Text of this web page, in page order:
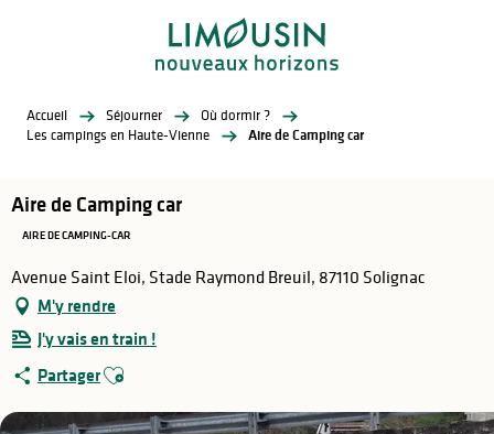
Accueil Séjourner
Où dormir ?
Les campings en Haute-Vienne
Aire de Camping car
Aire de Camping car
AIRE DE CAMPING-CAR
Avenue Saint Eloi, Stade Raymond Breuil, 87110 Solignac
M'y rendre
J'y vais en train !
PartagerAjouter aux favoris